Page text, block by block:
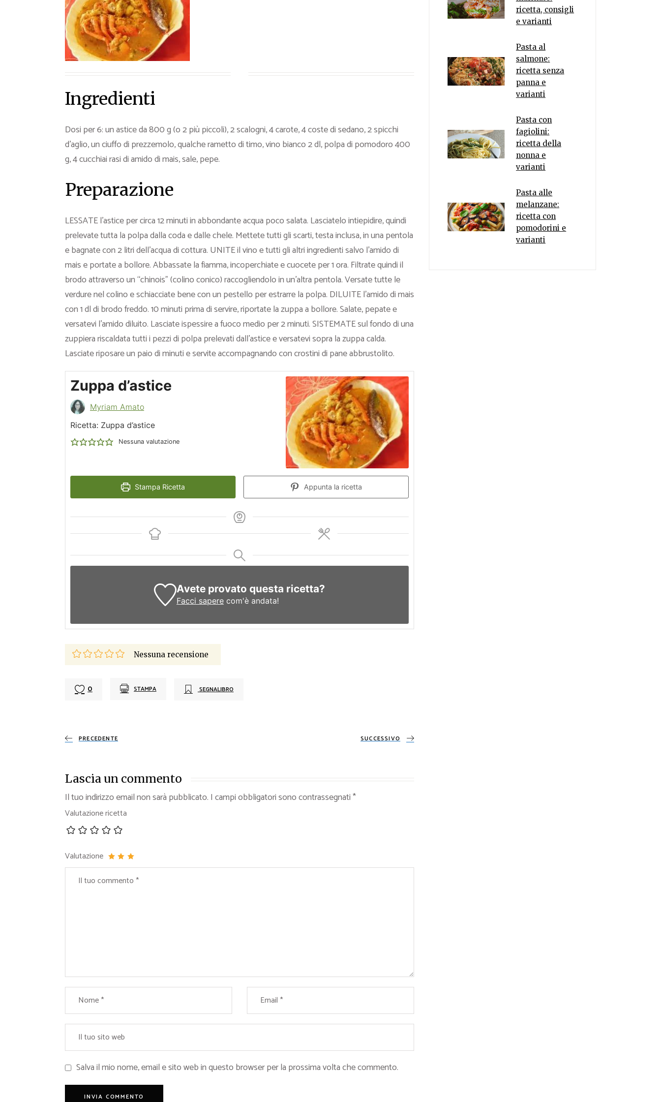
Ricette Piatti unici
Ricette Pesce
Video Ricette
Ingredienti
Dosi per 6: un astice da 800 g (o 2 più piccoli), 2 scalogni, 4 carote, 4 coste di sedano, 2 spicchi
d’aglio, un ciuffo di prezzemolo, qualche rametto di timo, vino bianco 2 dl, polpa di pomodoro 400
g, 4 cucchiai rasi di amido di mais, sale, pepe.
Preparazione
LESSATE l’astice per circa 12 minuti in abbondante acqua poco salata. Lasciatelo intiepidire, quindi
prelevate tutta la polpa dalla coda e dalle chele. Mettete tutti gli scarti, testa inclusa, in una pentola
e bagnate con 2 litri dell’acqua di cottura. UNITE il vino e tutti gli altri ingredienti salvo l’amido di
mais e portate a bollore. Abbassate la fiamma, incoperchiate e cuocete per 1 ora. Filtrate quindi il
brodo attraverso un “chinois” (colino conico) raccogliendolo in un’altra pentola. Versate tutte le
verdure nel colino e schiacciate bene con un pestello per estrarre la polpa. DILUITE l’amido di mais
con 1 dl di brodo freddo. 10 minuti prima di servire, riportate la zuppa a bollore. Salate, pepate e
versatevi l’amido diluito. Lasciate ispessire a fuoco medio per 2 minuti. SISTEMATE sul fondo di una
zuppiera riscaldata tutti i pezzi di polpa prelevati dall’astice e versatevi sopra la zuppa calda.
Lasciate riposare un paio di minuti e servite accompagnando con crostini di pane abbrustolito.
Zuppa d’astice
Myriam Amato
Ricetta: Zuppa d’astice
Nessuna valutazione
Stampa Ricetta Appunta la ricetta
Avete provato questa ricetta?
Facci saperecom'è andata!
Nessuna recensione
0 STAMPA SEGNALIBRO
PRECEDENTE SUCCESSIVO
Lascia un commento
Il tuo indirizzo email non sarà pubblicato. I campi obbligatori sono contrassegnati*
Valutazione ricetta
Valutazione
Salva il mio nome, email e sito web in questo browser per la prossima volta che commento.
ricetta, consigli
e varianti
Pasta al
salmone:
ricetta senza
panna e
varianti
Pasta con
fagiolini:
ricetta della
nonna e
varianti
Pasta alle
melanzane:
ricetta con
pomodorini e
varianti